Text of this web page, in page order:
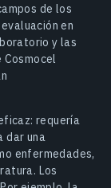
de los
en
y las
requería
dar una
enfermedades,
Los